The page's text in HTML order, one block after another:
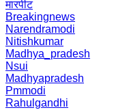
मारपीट
Breakingnews
Narendramodi
Nitishkumar
Madhya_pradesh
Nsui
Madhyapradesh
Pmmodi
Rahulgandhi